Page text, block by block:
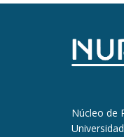
Núcleo de